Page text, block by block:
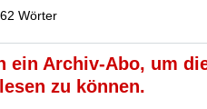
Wörter
ein Archiv-Abo, um
zu können.